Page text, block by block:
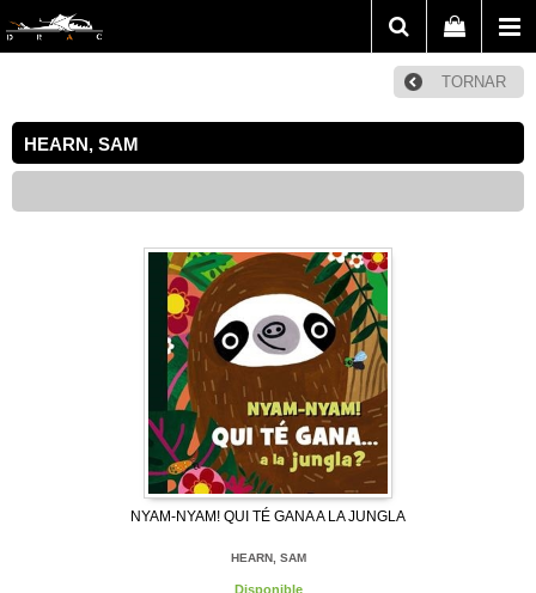
TORNAR
HEARN, SAM
NYAM-NYAM! QUI TÉ GANA A LA JUNGLA
HEARN, SAM
Disponible